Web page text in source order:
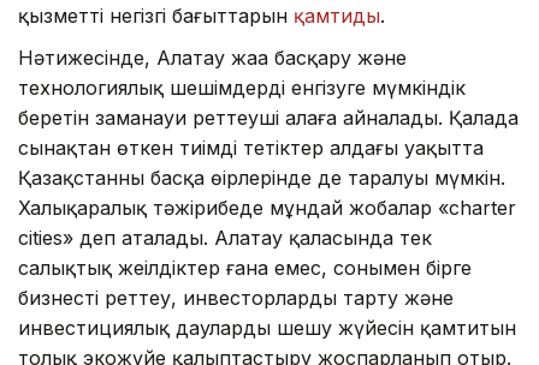
қызметтің негізгі бағыттарын қамтиды.
Нәтижесінде, Алатау жаңа басқару және
технологиялық шешімдерді енгізуге мүмкіндік
беретін заманауи реттеуші алаңға айналады. Қалада
сынақтан өткен тиімді тетіктер алдағы уақытта
Қазақстанның басқа өңірлерінде де таралуы мүмкін.
Халықаралық тәжірибеде мұндай жобалар «charter
cities» деп аталады. Алатау қаласында тек
салықтық жеңілдіктер ғана емес, сонымен бірге
бизнесті реттеу, инвесторларды тарту және
инвестициялық дауларды шешу жүйесін қамтитын
толық экожүйе қалыптастыру жоспарланып отыр.